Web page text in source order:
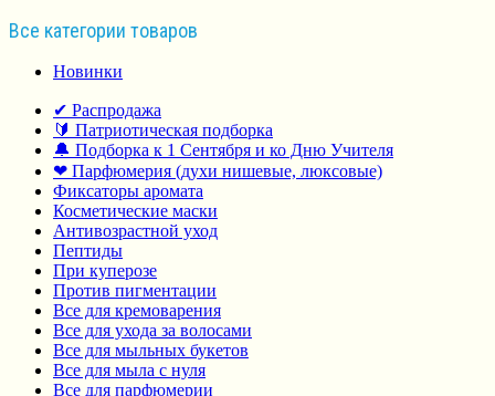
Все категории товаров
Новинки
✔ Распродажа
🔰 Патриотическая подборка
🔔 Подборка к 1 Сентября и ко Дню Учителя
❤ Парфюмерия (духи нишевые, люксовые)
Фиксаторы аромата
Косметические маски
Антивозрастной уход
Пептиды
При куперозе
Против пигментации
Все для кремоварения
Все для ухода за волосами
Все для мыльных букетов
Все для мыла с нуля
Все для парфюмерии